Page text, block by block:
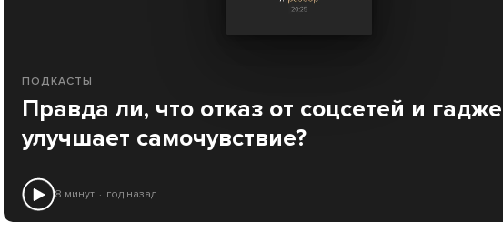
ПОДКАСТЫ
Правда ли, что отказ от соцсетей и
улучшает самочувствие?
8 минут год назад